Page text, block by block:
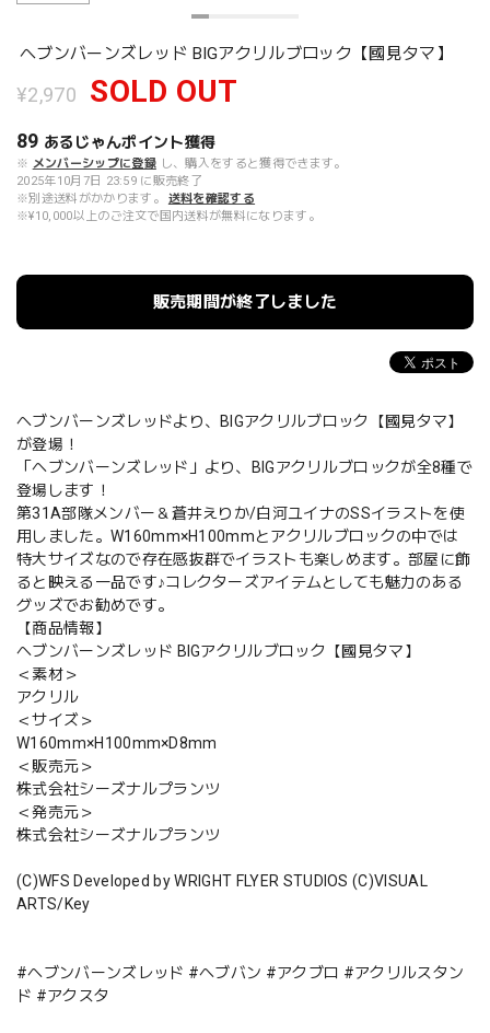
ヘブンバーンズレッド BIGアクリルブロック【國見タマ】
¥2,970 SOLD OUT
89 あるじゃんポイント獲得
※ メンバーシップに登録 し、購入をすると獲得できます。
2025年10月7日 23:59 に販売終了
※別途送料がかかります。
送料を確認する
※¥10,000以上のご注文で国内送料が無料になります。
販売期間が終了しました
ヘブンバーンズレッドより、BIGアクリルブロック【國見タマ】
が登場！
「ヘブンバーンズレッド」より、BIGアクリルブロックが全8種で
登場します！
第31A部隊メンバー＆蒼井えりか/白河ユイナのSSイラストを使
用しました。W160mm×H100mmとアクリルブロックの中では
特大サイズなので存在感抜群でイラストも楽しめます。部屋に飾
ると映える一品です♪コレクターズアイテムとしても魅力のある
グッズでお勧めです。
【商品情報】
ヘブンバーンズレッド BIGアクリルブロック【國見タマ】
＜素材＞
アクリル
＜サイズ＞
W160mm×H100mm×D8mm
＜販売元＞
株式会社シーズナルプランツ
＜発売元＞
株式会社シーズナルプランツ
(C)WFS Developed by WRIGHT FLYER STUDIOS (C)VISUAL
ARTS/Key
#ヘブンバーンズレッド #ヘブバン #アクブロ #アクリルスタン
ド #アクスタ